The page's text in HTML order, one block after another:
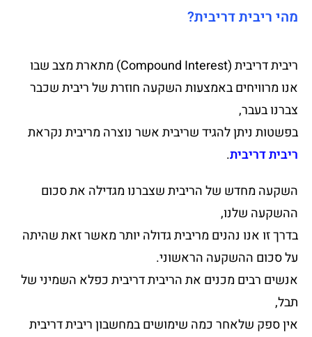
מהי ריבית דריבית?
ריבית דריבית (Compound Interest) מתארת מצב שבו
אנו מרוויחים באמצעות השקעה חוזרת של ריבית שכבר
צברנו בעבר,
בפשטות ניתן להגיד שריבית אשר נוצרה מריבית נקראת
ריבית דריבית.
השקעה מחדש של הריבית שצברנו מגדילה את סכום
ההשקעה שלנו,
בדרך זו אנו נהנים מריבית גדולה יותר מאשר זאת שהיתה
על סכום ההשקעה הראשוני.
אנשים רבים מכנים את הריבית דריבית כפלא השמיני של
תבל,
אין ספק שלאחר כמה שימושים במחשבון ריבית דריבית